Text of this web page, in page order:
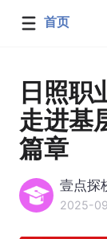
首页
日照职
走进基
篇章
壹点探
2025-